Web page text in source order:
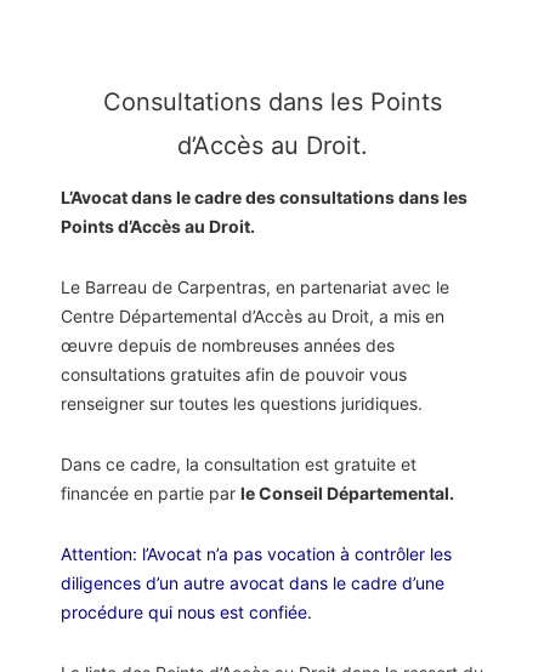
Consultations dans les Points
d’Accès au Droit.
L’Avocat dans le cadre des consultations dans les
Points d’Accès au Droit.
Le Barreau de Carpentras, en partenariat avec le
Centre Départemental d’Accès au Droit, a mis en
œuvre depuis de nombreuses années des
consultations gratuites afin de pouvoir vous
renseigner sur toutes les questions juridiques.
Dans ce cadre, la consultation est gratuite et
financée en partie par le Conseil Départemental.
Attention: l’Avocat n’a pas vocation à contrôler les
diligences d’un autre avocat dans le cadre d’une
procédure qui nous est confiée.